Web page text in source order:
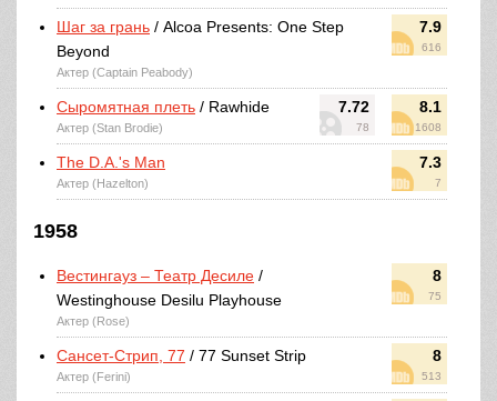
7.9
616
Шаг за грань / Alcoa Presents: One Step
Beyond
Актер (Captain Peabody)
7.72
78
8.1
1608
Сыромятная плеть / Rawhide
Актер (Stan Brodie)
7.3
7
The D.A.'s Man
Актер (Hazelton)
1958
8
75
Вестингауз – Театр Десиле /
Westinghouse Desilu Playhouse
Актер (Rose)
8
513
Сансет-Стрип, 77 / 77 Sunset Strip
Актер (Ferini)